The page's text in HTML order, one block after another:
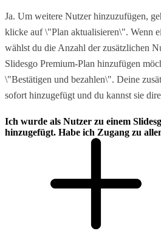
Ja. Um weitere Nutzer hinzuzufügen,
klicke auf \"Plan aktualisieren\". Wenn
wählst du die Anzahl der zusätzlichen
Slidesgo Premium-Plan hinzufügen
\"Bestätigen und bezahlen\". Deine
sofort hinzugefügt und du kannst sie
Ich wurde als Nutzer zu einem
hinzugefügt. Habe ich Zugang zu